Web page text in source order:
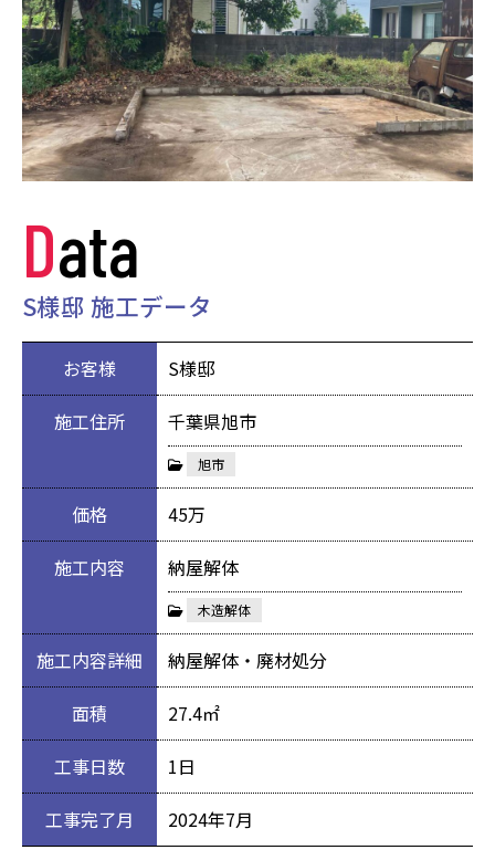
Data
S様邸 施工データ
お客様
S様邸
施工住所
千葉県旭市
旭市
価格
45万
施工内容
納屋解体
木造解体
施工内容詳細
納屋解体・廃材処分
面積
27.4㎡
工事日数
1日
工事完了月
2024年7月